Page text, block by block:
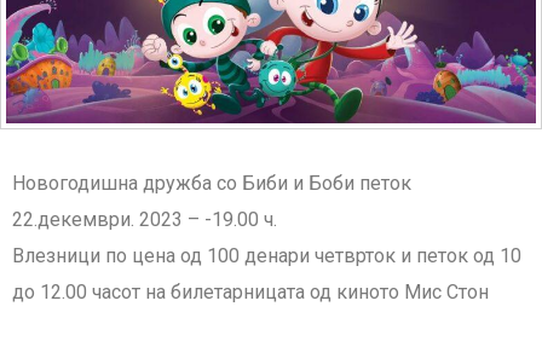
Новогодишна дружба со Биби и Боби петок
22.декември. 2023 – -19.00 ч.
Влезници по цена од 100 денари четврток и петок од 10
до 12.00 часот на билетарницата од киното Мис Стон